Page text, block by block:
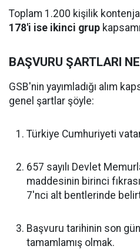
Toplam 1.200 kişilik
178'i ise ikinci grup
BAŞVURU ŞARTLARI
GSB'nin yayımladığı alım
genel şartlar şöyle:
Türkiye Cumhuriyeti
657 sayılı Devlet
maddesinin birinci
7'nci alt bentlerinde
Başvuru tarihinin son
tamamlamış olmak.